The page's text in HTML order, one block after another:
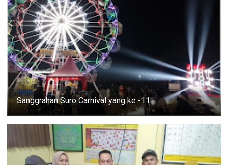
Sanggrahan Suro Carnival yang ke -11